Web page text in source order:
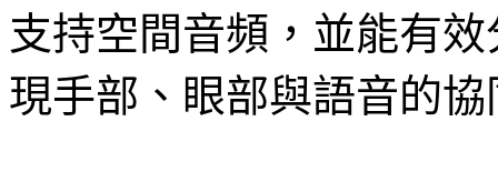
支持空間音頻，並能有
現手部、眼部與語音的